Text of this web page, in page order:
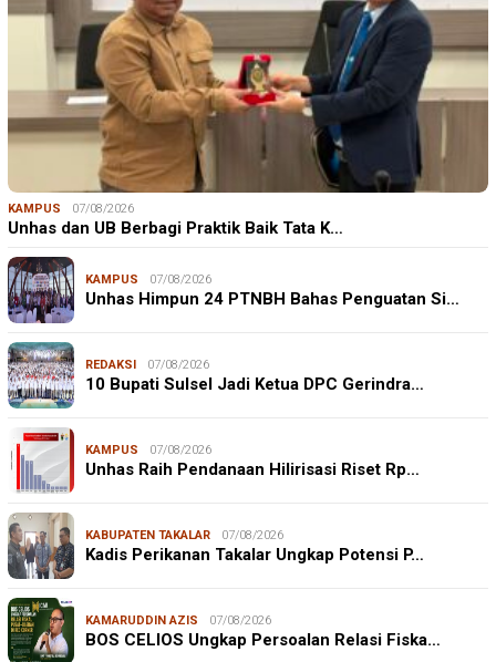
KAMPUS 07/08/2026
Unhas dan UB Berbagi Praktik Baik Tata K…
KAMPUS 07/08/2026
Unhas Himpun 24 PTNBH Bahas Penguatan Si…
REDAKSI 07/08/2026
10 Bupati Sulsel Jadi Ketua DPC Gerindra…
KAMPUS 07/08/2026
Unhas Raih Pendanaan Hilirisasi Riset Rp…
KABUPATEN TAKALAR 07/08/2026
Kadis Perikanan Takalar Ungkap Potensi P…
KAMARUDDIN AZIS 07/08/2026
BOS CELIOS Ungkap Persoalan Relasi Fiska…